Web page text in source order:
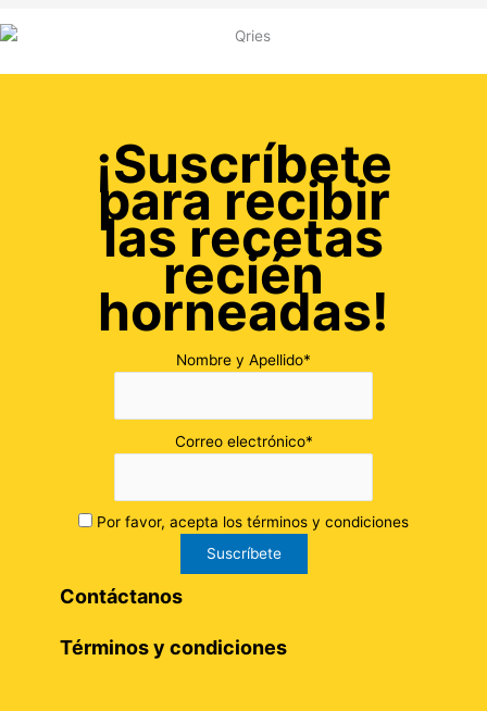
¡Suscríbete
para recibir
las recetas
recién
horneadas!
Nombre y Apellido*
Correo electrónico*
Por favor, acepta los términos y condiciones
Contáctanos
Términos y condiciones